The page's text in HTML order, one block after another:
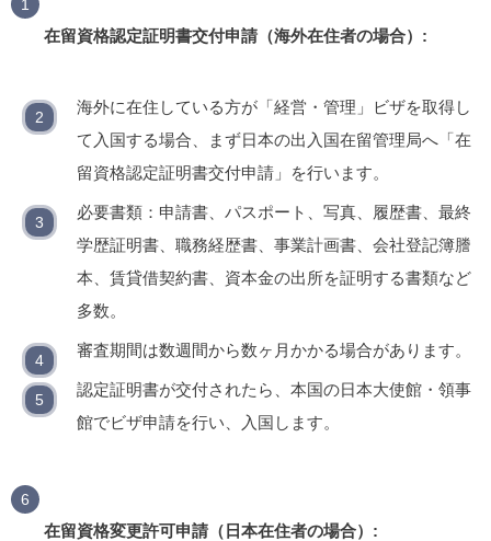
在留資格認定証明書交付申請（海外在住者の場合）:
海外に在住している方が「経営・管理」ビザを取得し
て入国する場合、まず日本の出入国在留管理局へ「在
留資格認定証明書交付申請」を行います。
必要書類：申請書、パスポート、写真、履歴書、最終
学歴証明書、職務経歴書、事業計画書、会社登記簿謄
本、賃貸借契約書、資本金の出所を証明する書類など
多数。
審査期間は数週間から数ヶ月かかる場合があります。
認定証明書が交付されたら、本国の日本大使館・領事
館でビザ申請を行い、入国します。
在留資格変更許可申請（日本在住者の場合）: